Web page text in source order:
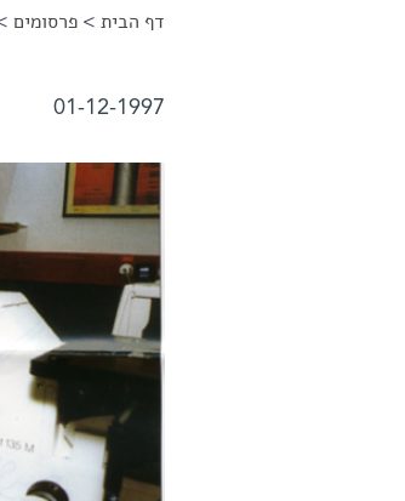
הינך נמצא כאן
דף הבית >פרסומים
01-12-1997